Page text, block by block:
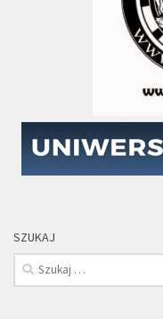
SZUKAJ
Szukaj: